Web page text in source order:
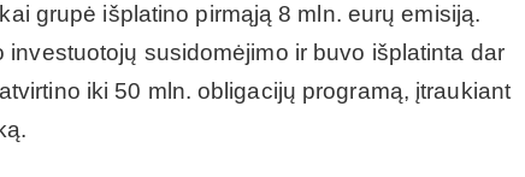
grupė išplatino pirmąją 8 mln. eurų emisiją.
susidomėjimo ir buvo išplatinta dar
iki 50 mln. obligacijų programą, įtraukiant